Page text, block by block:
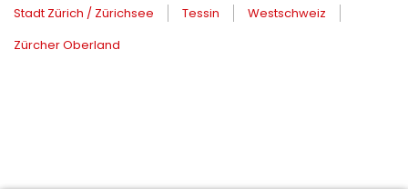
Stadt Zürich / Zürichsee
Tessin
Westschweiz
Zürcher Oberland